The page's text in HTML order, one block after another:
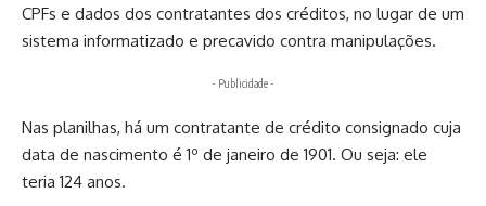
CPFs e dados dos contratantes dos créditos, no lugar de um
sistema informatizado e precavido contra manipulações.
- Publicidade -
Nas planilhas, há um contratante de crédito consignado cuja
data de nascimento é 1º de janeiro de 1901. Ou seja: ele
teria 124 anos.